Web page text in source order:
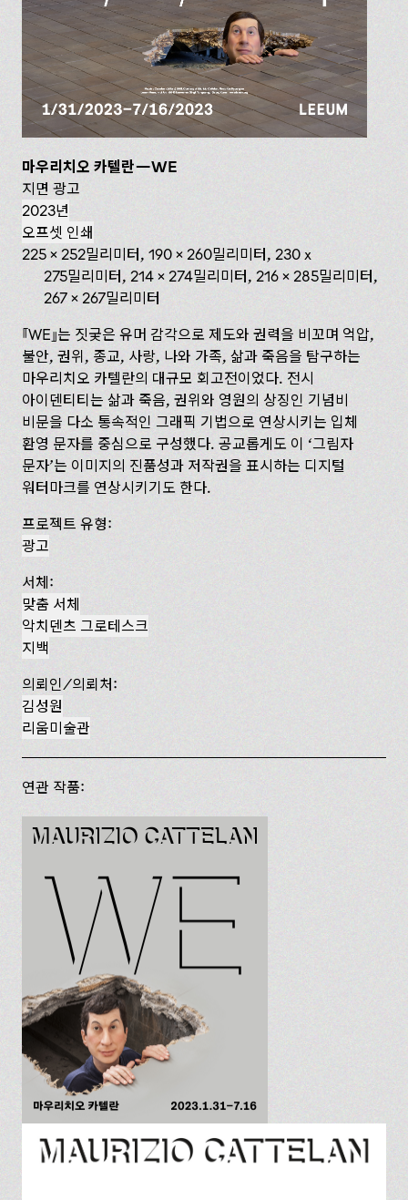
마우리치오 카텔란—WE
지면 광고
2023년
오프셋 인쇄
225 x 252밀리미터, 190 x 260밀리미터, 230 x
275밀리미터, 214 x 274밀리미터, 216 x 285밀리미터,
267 x 267밀리미터
WE 는 짓궂은 유머 감각으로 제도와 권력을 비꼬며 억압,
불안, 권위, 종교, 사랑, 나와 가족, 삶과 죽음을 탐구하는
마우리치오 카텔란의 대규모 회고전이었다. 전시
아이덴티티는 삶과 죽음, 권위와 영원의 상징인 기념비
비문을 다소 통속적인 그래픽 기법으로 연상시키는 입체
환영 문자를 중심으로 구성했다. 공교롭게도 이 ‘그림자
문자’는 이미지의 진품성과 저작권을 표시하는 디지털
워터마크를 연상시키기도 한다.
프로젝트 유형:
광고
서체:
맞춤 서체
악치덴츠 그로테스크
지백
의뢰인/의뢰처:
김성원
리움미술관
연관 작품: